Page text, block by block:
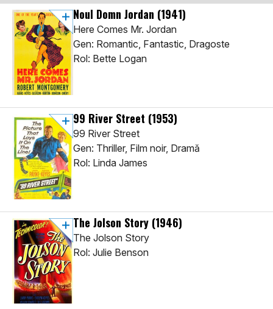
Noul Domn Jordan (1941)
Here Comes Mr. Jordan
Gen: Romantic, Fantastic, Dragoste
Rol: Bette Logan
99 River Street (1953)
99 River Street
Gen: Thriller, Film noir, Dramă
Rol: Linda James
The Jolson Story (1946)
The Jolson Story
Rol: Julie Benson